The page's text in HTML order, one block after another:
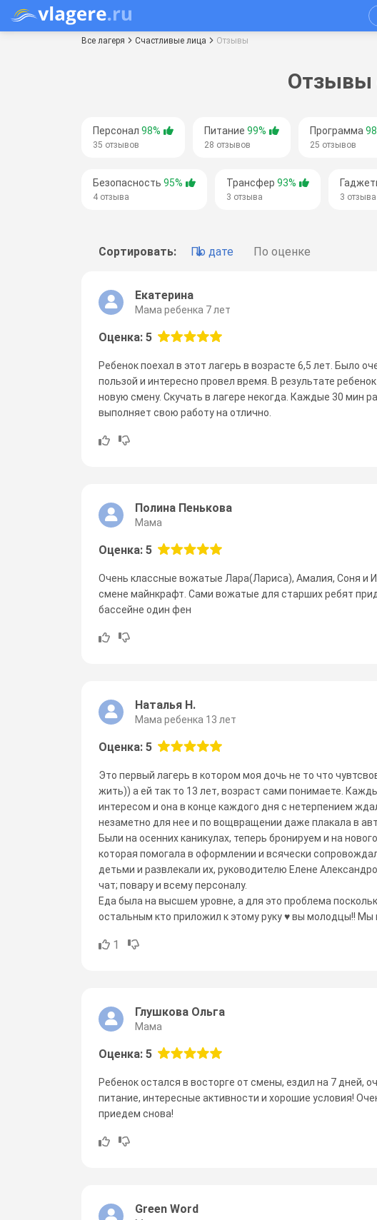
Все лагеря Счастливые лица Отзывы
Отзывы
Персонал 98%
35 отзывов
Питание 99%
28 отзывов
Программа
25 отзывов
Безопасность 95%
4 отзыва
Трансфер 93%
3 отзыва 3 отзыва
Сортировать: По дате По оценке
Екатерина
Мама ребенка 7 лет
Оценка: 5
Ребенок поехал в этот лагерь в возрасте 6,5 лет. Было
пользой и интересно провел время. В результате
новую смену. Скучать в лагере некогда. Каждые 30 мин
выполняет свою работу на отлично.
Полина Пенькова
Мама
Оценка: 5
Очень классные вожатые Лара(Лариса), Амалия, Соня и
смене майнкрафт. Сами вожатые для старших ребят
бассейне один фен
Наталья Н.
Мама ребенка 13 лет
Оценка: 5
Это первый лагерь в котором моя дочь не то что
жить)) а ей так то 13 лет, возраст сами понимаете.
интересом и она в конце каждого дня с нетерпением
незаметно для нее и по вощвращении даже плакала в
Были на осенних каникулах, теперь бронируем и на
которая помогала в оформлении и всячески
детьми и развлекали их, руководителю Елене
чат; повару и всему персоналу.
Еда была на высшем уровне, а для это проблема
остальным кто приложил к этому руку ♥️ вы молодцы!!
1
Глушкова Ольга
Мама
Оценка: 5
Ребенок остался в восторге от смены, ездил на 7 дней,
питание, интересные активности и хорошие условия!
приедем снова!
Green Word